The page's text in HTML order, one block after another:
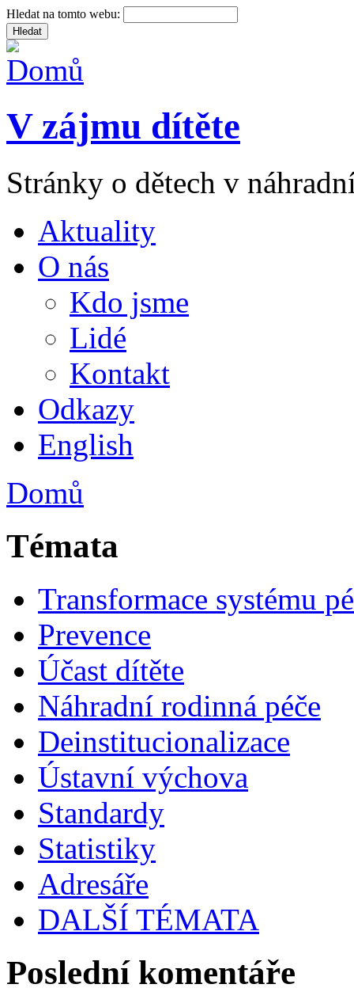
Hledat na tomto webu:
V zájmu dítěte
Stránky o dětech v
Aktuality
O nás
Kdo jsme
Lidé
Kontakt
Odkazy
English
Domů
Témata
Transformace systému
Prevence
Účast dítěte
Náhradní rodinná péče
Deinstitucionalizace
Ústavní výchova
Standardy
Statistiky
Adresáře
DALŠÍ TÉMATA
Poslední komentáře